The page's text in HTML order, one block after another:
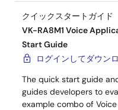
クイックスタートガイド
VK-RA8M1 Voice
Start Guide
ログインしてダウン
The quick start guide
guides developers to
example combo of